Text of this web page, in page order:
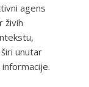
agens
živih
unutar